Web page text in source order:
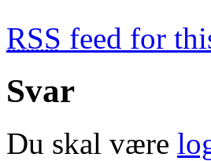
RSS feed for
Svar
Du skal være